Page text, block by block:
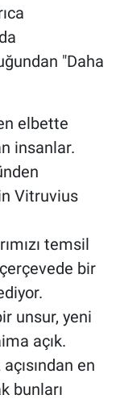
"Daha
elbette
insanlar.
Vitruvius
temsil
çerçevede bir
unsur, yeni
açık.
en
bunları